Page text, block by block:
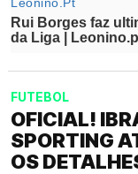
FUTEBOL
OFICIAL!
SPORTING
OS